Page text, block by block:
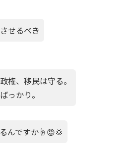
せるべき
権、移民は守る。
っかり。
んですか☝️😡💢